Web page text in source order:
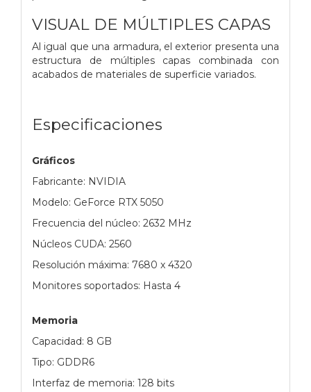
VISUAL DE MÚLTIPLES CAPAS
Al igual que una armadura, el exterior presenta una
estructura de múltiples capas combinada con
acabados de materiales de superficie variados.
Especificaciones
Gráficos
Fabricante: NVIDIA
Modelo: GeForce RTX 5050
Frecuencia del núcleo: 2632 MHz
Núcleos CUDA: 2560
Resolución máxima: 7680 x 4320
Monitores soportados: Hasta 4
Memoria
Capacidad: 8 GB
Tipo: GDDR6
Interfaz de memoria: 128 bits